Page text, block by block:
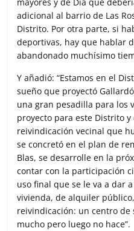
mayores y de Día que
adicional al barrio de Las
Distrito. Por otra parte, si
deportivas, hay que hablar
abandonado muchísimo
Y añadió: “Estamos en el
sueño que proyectó
una gran pesadilla para los
proyecto para este Distrito
reivindicación vecinal que
se concretó en el plan de
Blas, se desarrolle en la
contar con la participación
uso final que se le va a dar
vivienda, de alquiler
reivindicación: un centro de
mucho pero luego no hace”.